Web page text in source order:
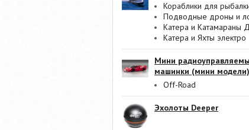
Кораблики для
Подводные дроны и
Катера и Катамараны
Катера и Яхты электро
Мини
машинки (мини модели)
Off-Road
Эхолоты Deeper